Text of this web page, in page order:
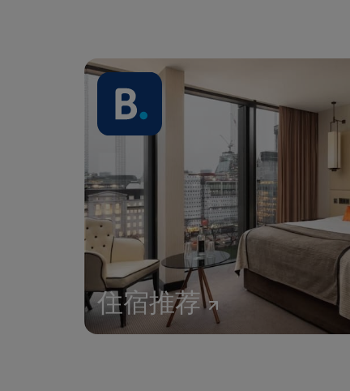
住宿推荐